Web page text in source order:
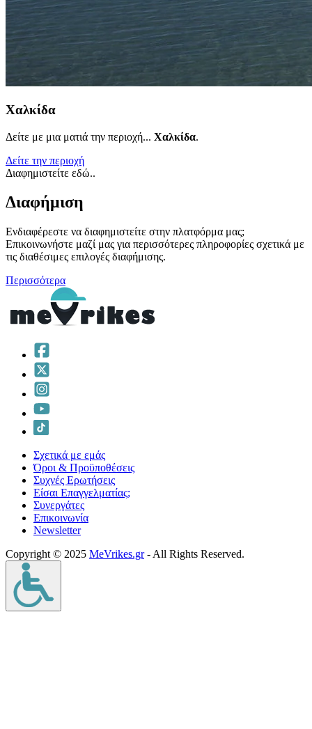
Χαλκίδα
Δείτε με μια ματιά την περιοχή... Χαλκίδα.
Δείτε την περιοχή
Διαφημιστείτε εδώ..
Διαφήμιση
Ενδιαφέρεστε να διαφημιστείτε στην πλατφόρμα μας;
Επικοινωνήστε μαζί μας για περισσότερες πληροφορίες σχετικά με
τις διαθέσιμες επιλογές διαφήμισης.
Περισσότερα
Σχετικά με εμάς
Όροι & Προϋποθέσεις
Συχνές Ερωτήσεις
Είσαι Επαγγελματίας;
Συνεργάτες
Επικοινωνία
Νewsletter
Copyright © 2025 MeVrikes.gr- All Rights Reserved.